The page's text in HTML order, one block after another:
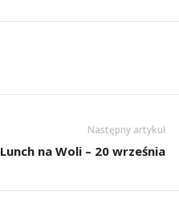
Następny artykuł
Lunch na Woli – 20 września